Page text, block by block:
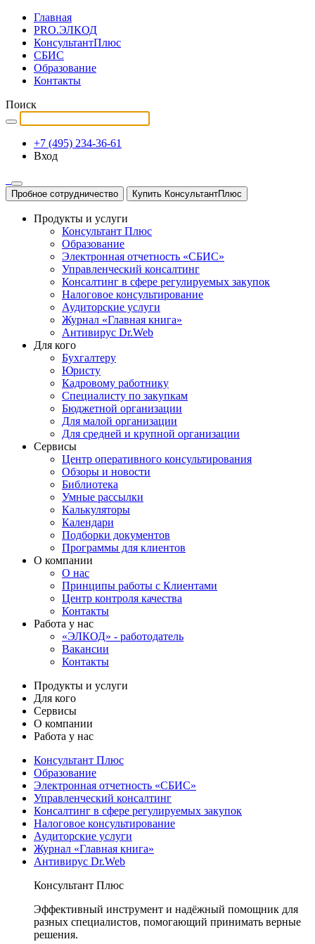
Главная
PRO.ЭЛКОД
КонсультантПлюс
СБИС
Образование
Контакты
Поиск
+7 (495) 234-36-61
Вход
Пробное сотрудничество Купить КонсультантПлюс
Продукты и услуги
Консультант Плюс
Образование
Электронная отчетность «СБИС»
Управленческий консалтинг
Консалтинг в сфере регулируемых закупок
Налоговое консультирование
Аудиторские услуги
Журнал «Главная книга»
Антивирус Dr.Web
Для кого
Бухгалтеру
Юристу
Кадровому работнику
Специалисту по закупкам
Бюджетной организации
Для малой организации
Для средней и крупной организации
Сервисы
Центр оперативного консультирования
Обзоры и новости
Библиотека
Умные рассылки
Калькуляторы
Календари
Подборки документов
Программы для клиентов
О компании
О нас
Принципы работы с Клиентами
Центр контроля качества
Контакты
Работа у нас
«ЭЛКОД» - работодатель
Вакансии
Контакты
Продукты и услуги
Для кого
Сервисы
О компании
Работа у нас
Консультант Плюс
Образование
Электронная отчетность «СБИС»
Управленческий консалтинг
Консалтинг в сфере регулируемых закупок
Налоговое консультирование
Аудиторские услуги
Журнал «Главная книга»
Антивирус Dr.Web
Консультант Плюс
Эффективный инструмент и надёжный помощник для
разных специалистов, помогающий принимать верные
решения.